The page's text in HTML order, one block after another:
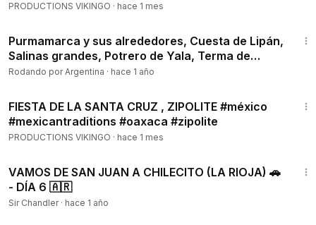
PRODUCTIONS VIKINGO · hace 1 mes
Purmamarca y sus alrededores, Cuesta de Lipán,
Salinas grandes, Potrero de Yala, Terma de
Reyes 🌈
Rodando por Argentina · hace 1 año
FIESTA DE LA SANTA CRUZ , ZIPOLITE #méxico
#mexicantraditions #oaxaca #zipolite
PRODUCTIONS VIKINGO · hace 1 mes
VAMOS DE SAN JUAN A CHILECITO (LA RIOJA) 🚗
- DÍA 6 🇦🇷
Sir Chandler· hace 1 año